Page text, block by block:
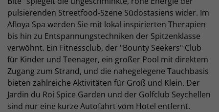
pulsierenden Streetfood-Szene Südostasiens wider. Im
Afloya Spa werden Sie mit lokal inspirierten Therapien
bis hin zu Entspannungstechniken der Spitzenklasse
verwöhnt. Ein Fitnessclub, der "Bounty Seekers" Club
für Kinder und Teenager, ein großer Pool mit direktem
Zugang zum Strand, und die nahegelegene Tauchbasis
bieten zahlreiche Aktivitäten für Groß und Klein. Der
Jardin du Roi Spice Garden und der Golfclub Seychellen
sind nur eine kurze Autofahrt vom Hotel entfernt.